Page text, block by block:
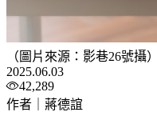
（圖片來源：影巷26號攝）
2025.06.03
42,289
作者｜蔣德誼